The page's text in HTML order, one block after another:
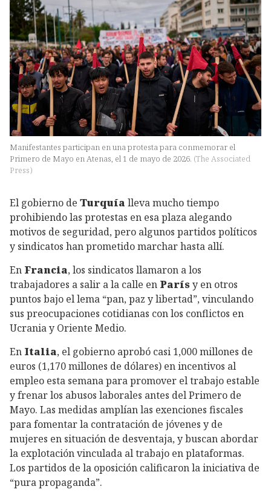
Manifestantes participan en una protesta para conmemorar el
Primero de Mayo en Atenas, el 1 de mayo de 2026. (The Associated
Press)
El gobierno de Turquía lleva mucho tiempo
prohibiendo las protestas en esa plaza alegando
motivos de seguridad, pero algunos partidos políticos
y sindicatos han prometido marchar hasta allí.
En Francia, los sindicatos llamaron a los
trabajadores a salir a la calle en París y en otros
puntos bajo el lema “pan, paz y libertad”, vinculando
sus preocupaciones cotidianas con los conflictos en
Ucrania y Oriente Medio.
En Italia, el gobierno aprobó casi 1,000 millones de
euros (1,170 millones de dólares) en incentivos al
empleo esta semana para promover el trabajo estable
y frenar los abusos laborales antes del Primero de
Mayo. Las medidas amplían las exenciones fiscales
para fomentar la contratación de jóvenes y de
mujeres en situación de desventaja, y buscan abordar
la explotación vinculada al trabajo en plataformas.
Los partidos de la oposición calificaron la iniciativa de
“pura propaganda”.